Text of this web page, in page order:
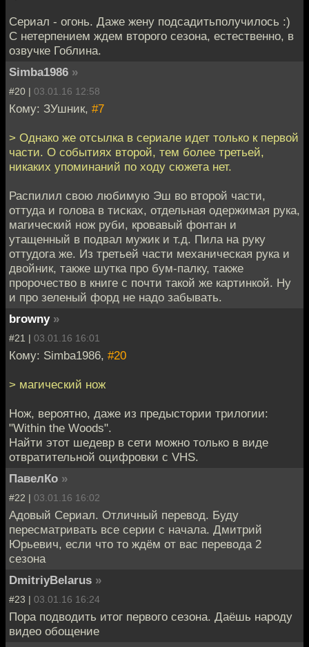
Сериал - огонь. Даже жену подсадитьполучилось :)
С нетерпением ждем второго сезона, естественно, в
озвучке Гоблина.
Simba1986 »
#20 | 03.01.16 12:58
Кому: ЗУшник, #7
> Однако же отсылка в сериале идет только к первой
части. О событиях второй, тем более третьей,
никаких упоминаний по ходу сюжета нет.
Распилил свою любимую Эш во второй части,
оттуда и голова в тисках, отдельная одержимая рука,
магический нож руби, кровавый фонтан и
утащенный в подвал мужик и т.д. Пила на руку
оттудога же. Из третьей части механическая рука и
двойник, также шутка про бум-палку, также
пророчество в книге с почти такой же картинкой. Ну
и про зеленый форд не надо забывать.
browny »
#21 | 03.01.16 16:01
Кому: Simba1986, #20
> магический нож
Нож, вероятно, даже из предыстории трилогии:
"Within the Woods".
Найти этот шедевр в сети можно только в виде
отвратительной оцифровки с VHS.
ПавелКо »
#22 | 03.01.16 16:02
Адовый Сериал. Отличный перевод. Буду
пересматривать все серии с начала. Дмитрий
Юрьевич, если что то ждём от вас перевода 2
сезона
DmitriyBelarus »
#23 | 03.01.16 16:24
Пора подводить итог первого сезона. Даёшь народу
видео обощение